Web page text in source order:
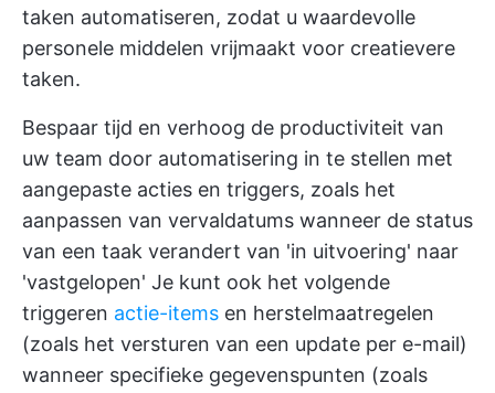
taken automatiseren, zodat u waardevolle
personele middelen vrijmaakt voor creatievere
taken.
Bespaar tijd en verhoog de productiviteit van
uw team door automatisering in te stellen met
aangepaste acties en triggers, zoals het
aanpassen van vervaldatums wanneer de status
van een taak verandert van 'in uitvoering' naar
'vastgelopen' Je kunt ook het volgende
triggeren actie-items en herstelmaatregelen
(zoals het versturen van een update per e-mail)
wanneer specifieke gegevenspunten (zoals